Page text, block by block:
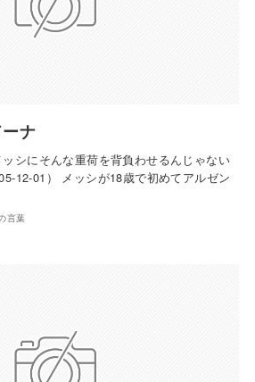
ナ
シにそんな重荷を背負わせるんじゃない
12-01） メッシが18歳で初めてアルゼン
言葉